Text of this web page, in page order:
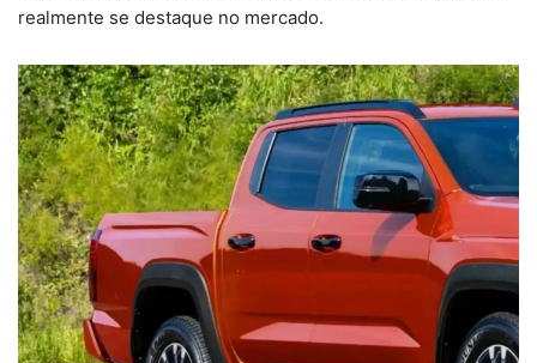
realmente se destaque no mercado.